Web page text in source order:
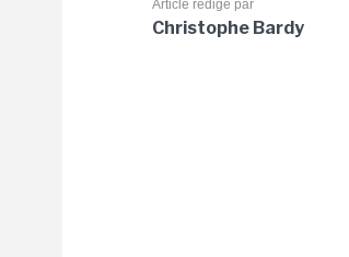
Article rédigé par
Christophe Bardy